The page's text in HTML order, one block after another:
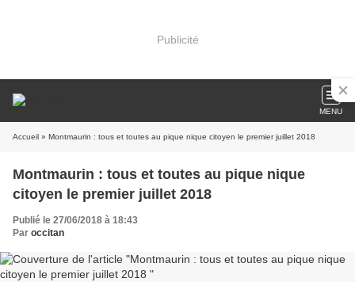
Publicité
MENU
Accueil » Montmaurin : tous et toutes au pique nique citoyen le premier juillet 2018
Montmaurin : tous et toutes au pique nique
citoyen le premier juillet 2018
Publié le 27/06/2018 à 18:43
Par occitan